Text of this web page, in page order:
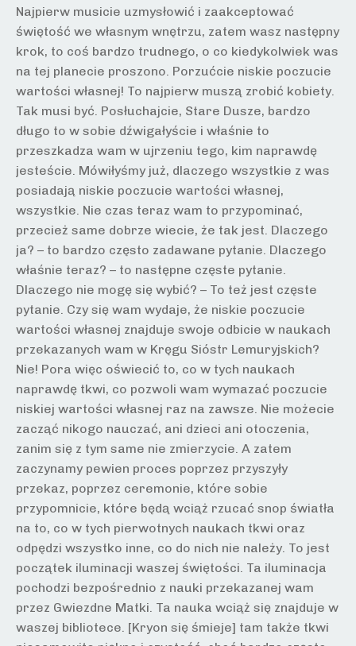
Najpierw musicie uzmysłowić i zaakceptować
świętość we własnym wnętrzu, zatem wasz następny
krok, to coś bardzo trudnego, o co kiedykolwiek was
na tej planecie proszono. Porzućcie niskie poczucie
wartości własnej! To najpierw muszą zrobić kobiety.
Tak musi być. Posłuchajcie, Stare Dusze, bardzo
długo to w sobie dźwigałyście i właśnie to
przeszkadza wam w ujrzeniu tego, kim naprawdę
jesteście. Mówiłyśmy już, dlaczego wszystkie z was
posiadają niskie poczucie wartości własnej,
wszystkie. Nie czas teraz wam to przypominać,
przecież same dobrze wiecie, że tak jest. Dlaczego
ja? – to bardzo często zadawane pytanie. Dlaczego
właśnie teraz? – to następne częste pytanie.
Dlaczego nie mogę się wybić? – To też jest częste
pytanie. Czy się wam wydaje, że niskie poczucie
wartości własnej znajduje swoje odbicie w naukach
przekazanych wam w Kręgu Sióstr Lemuryjskich?
Nie! Pora więc oświecić to, co w tych naukach
naprawdę tkwi, co pozwoli wam wymazać poczucie
niskiej wartości własnej raz na zawsze. Nie możecie
zacząć nikogo nauczać, ani dzieci ani otoczenia,
zanim się z tym same nie zmierzycie. A zatem
zaczynamy pewien proces poprzez przyszyły
przekaz, poprzez ceremonie, które sobie
przypomnicie, które będą wciąż rzucać snop światła
na to, co w tych pierwotnych naukach tkwi oraz
odpędzi wszystko inne, co do nich nie należy. To jest
początek iluminacji waszej świętości. Ta iluminacja
pochodzi bezpośrednio z nauki przekazanej wam
przez Gwiezdne Matki. Ta nauka wciąż się znajduje w
waszej bibliotece. [Kryon się śmieje] tam także tkwi